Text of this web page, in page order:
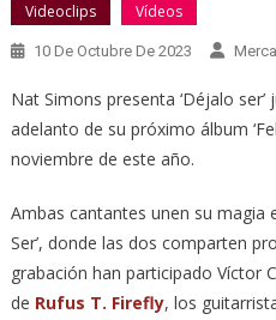
Videoclips Vídeos
10 De Octubre De 2023
Nat Simons presenta ‘Déjalo
adelanto de su próximo álbum
noviembre de este año.
Ambas cantantes unen su magia
Ser’, donde las dos comparten
grabación han participado Víctor
de Rufus T. Firefly, los